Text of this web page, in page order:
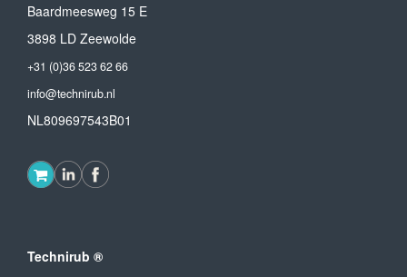
Baardmeesweg 15 E
3898 LD Zeewolde
+31 (0)36 523 62 66
info@technirub.nl
NL809697543B01
Technirub ®